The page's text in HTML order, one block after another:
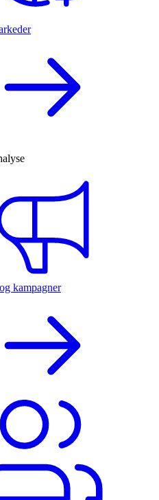
kampagner